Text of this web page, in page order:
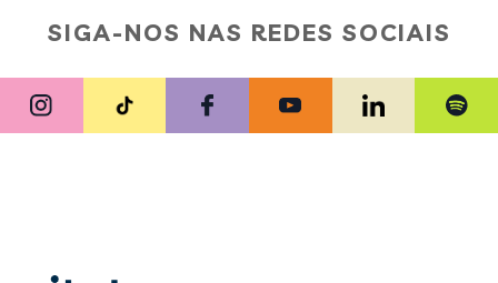
SIGA-NOS NAS REDES SOCIAIS